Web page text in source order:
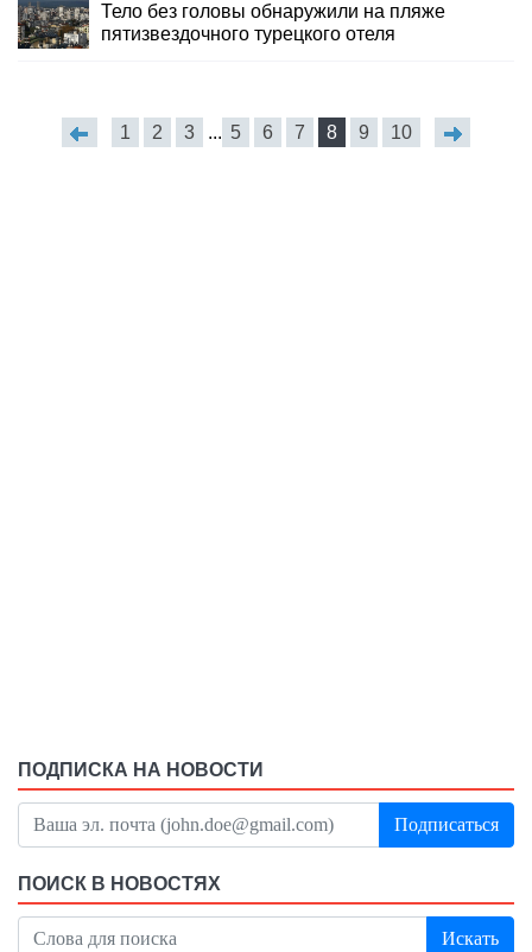
Тело без головы обнаружили на пляже
пятизвездочного турецкого отеля
1 2 3 ... 5 6 7 8 9 10
ПОДПИСКА НА НОВОСТИ
Подписаться
ПОИСК В НОВОСТЯХ
Искать